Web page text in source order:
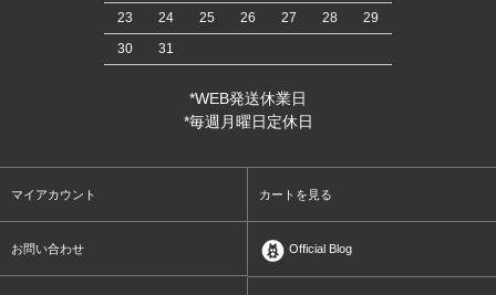
23
24 25 26 27 28
29
30
31
*WEB発送休業日
*毎週月曜日定休日
マイアカウント カートを見る
お問い合わせ Official Blog